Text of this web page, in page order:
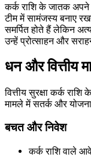
कर्क राशि के जातक
टीम में सामंजस्य बनाए
समर्पित होते हैं लेकिन
उन्हें प्रोत्साहन और
धन और वित्तीय
वित्तीय सुरक्षा कर्क
मामले में सतर्क और
बचत और निवेश
कर्क राशि वाले